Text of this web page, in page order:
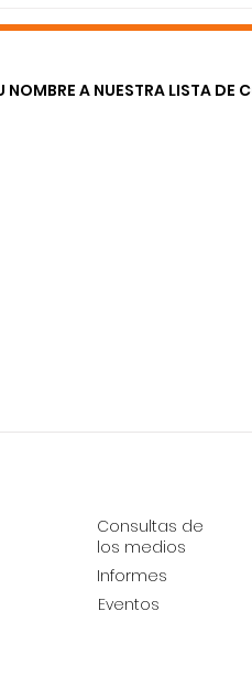
de
la
NOMBRE A NUESTRA LISTA DE
Consultas de
los medios
Informes
Eventos